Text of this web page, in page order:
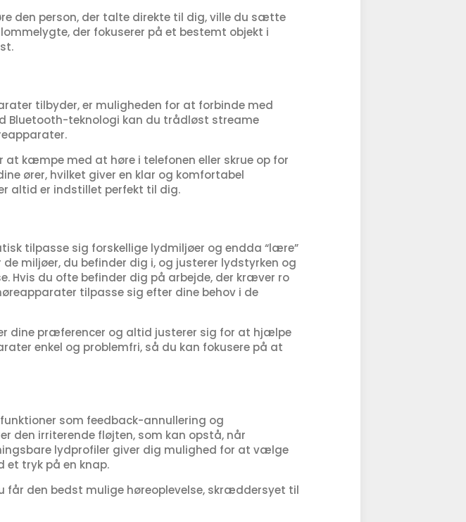
den person, der talte direkte til dig, ville du sætte
der fokuserer på et bestemt objekt i
tilbyder, er muligheden for at forbinde med
Bluetooth-teknologi kan du trådløst streame
kæmpe med at høre i telefonen eller skrue op for
ører, hvilket giver en klar og komfortabel
altid er indstillet perfekt til dig.
tilpasse sig forskellige lydmiljøer og endda “lære”
miljøer, du befinder dig i, og justerer lydstyrken og
Hvis du ofte befinder dig på arbejde, der kræver ro
tilpasse sig efter dine behov i de
dine præferencer og altid justerer sig for at hjælpe
enkel og problemfri, så du kan fokusere på at
som feedback-annullering og
den irriterende fløjten, som kan opstå, når
lydprofiler giver dig mulighed for at vælge
et tryk på en knap.
får den bedst mulige høreoplevelse, skræddersyet til